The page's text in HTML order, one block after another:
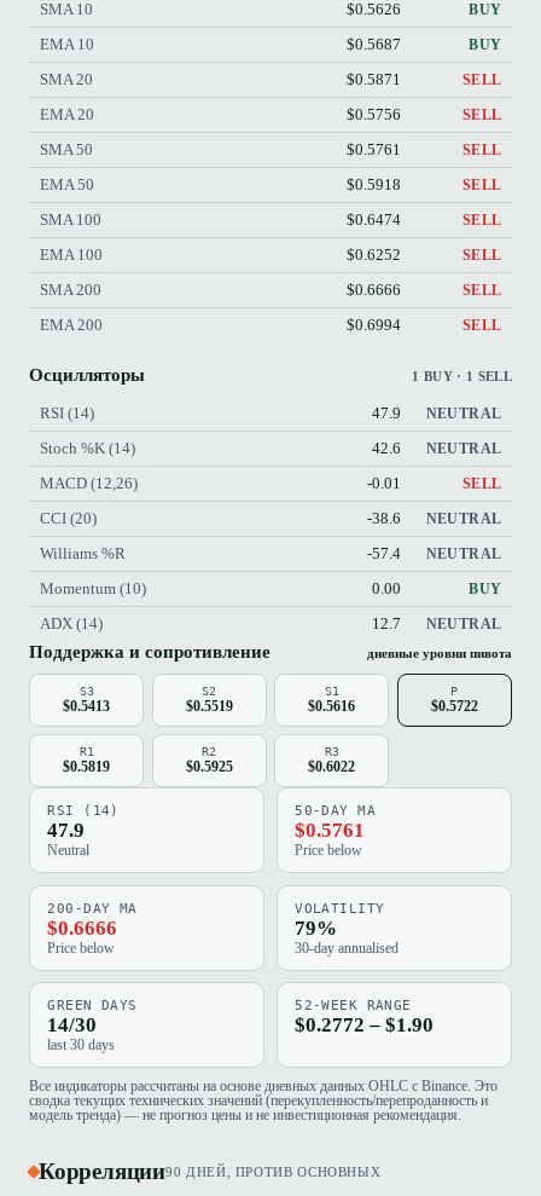
SMA 10 $0.5626 BUY
EMA 10 $0.5687 BUY
SMA 20 $0.5871 SELL
EMA 20 $0.5756 SELL
SMA 50 $0.5761 SELL
EMA 50 $0.5918 SELL
SMA 100 $0.6474 SELL
EMA 100 $0.6252 SELL
SMA 200 $0.6666 SELL
EMA 200 $0.6994 SELL
Осцилляторы 1 BUY · 1 SELL
RSI (14) 47.9 NEUTRAL
Stoch %K (14) 42.6 NEUTRAL
MACD (12,26) -0.01 SELL
CCI (20) -38.6 NEUTRAL
Williams %R -57.4 NEUTRAL
Momentum (10) 0.00 BUY
ADX (14) 12.7 NEUTRAL
Поддержка и сопротивление дневные уровни пивота
S3
$0.5413
S2
$0.5519
S1
$0.5616
P
$0.5722
R1
$0.5819
R2
$0.5925
R3
$0.6022
RSI (14)
47.9
Neutral
50-DAY MA
$0.5761
Price below
200-DAY MA
$0.6666
Price below
VOLATILITY
79%
30-day annualised
GREEN DAYS
14/30
last 30 days
52-WEEK RANGE
$0.2772 – $1.90
Все индикаторы рассчитаны на основе дневных данных OHLC с Binance. Это
сводка текущих технических значений (перекупленность/перепроданность и
модель тренда) — не прогноз цены и не инвестиционная рекомендация.
Корреляции90 ДНЕЙ, ПРОТИВ ОСНОВНЫХ